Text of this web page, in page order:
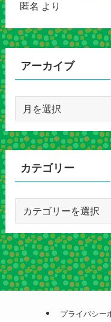
匿名 より
アーカイブ
カ
イ
カテゴリー
ゴ
リ
ー
プライバシー